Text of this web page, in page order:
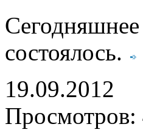
Сегодняшнее
состоялось.
19.09.2012
Просмотров: